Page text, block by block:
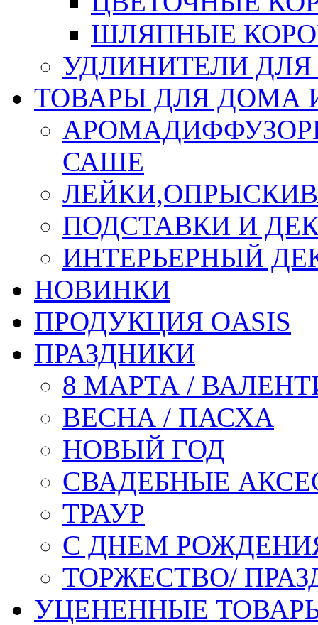
ШЛЯПНЫЕ
УДЛИНИТЕЛИ
ТОВАРЫ ДЛЯ ДОМА
САШЕ
ПОДСТАВКИ И
ИНТЕРЬЕРНЫЙ
НОВИНКИ
ПРОДУКЦИЯ OASIS
ПРАЗДНИКИ
8 МАРТА /
ВЕСНА / ПАСХА
НОВЫЙ ГОД
СВАДЕБНЫЕ
ТРАУР
С ДНЕМ
ТОРЖЕСТВО/
УЦЕНЕННЫЕ